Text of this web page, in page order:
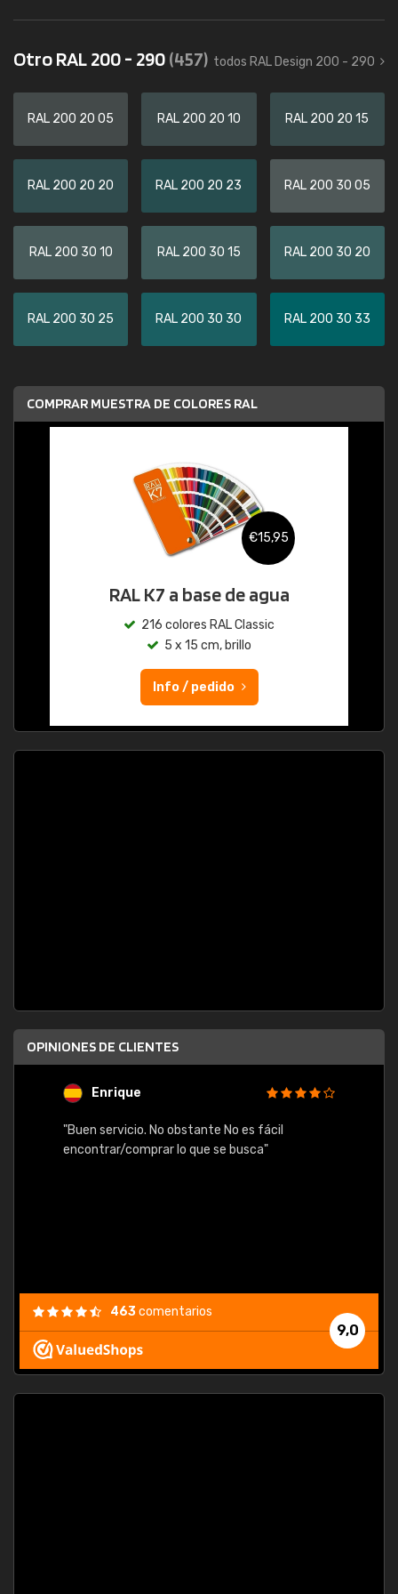
Otro RAL 200 - 290(457) todos RAL Design 200 - 290
RAL 200 20 05 RAL 200 20 10 RAL 200 20 15
RAL 200 20 20 RAL 200 20 23 RAL 200 30 05
RAL 200 30 10 RAL 200 30 15 RAL 200 30 20
RAL 200 30 25 RAL 200 30 30 RAL 200 30 33
COMPRAR MUESTRA DE COLORES RAL
€15,95
RAL K7 a base de agua
216 colores RAL Classic
5 x 15 cm, brillo
Info / pedido
OPINIONES DE CLIENTES
Enrique
"Buen servicio. No obstante No es fácil
encontrar/comprar lo que se busca"
9,0
463comentarios